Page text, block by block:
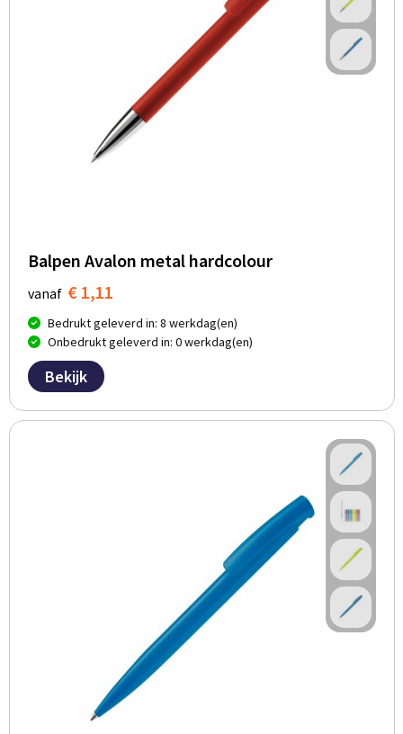
Balpen Avalon metal hardcolour
vanaf € 1,11
Bedrukt geleverd in: 8 werkdag(en)
Onbedrukt geleverd in: 0 werkdag(en)
Bekijk